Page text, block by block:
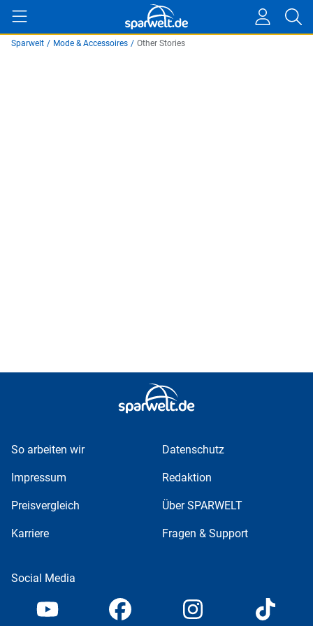
Sparwelt / Mode & Accessoires / Other Stories
So arbeiten wir Datenschutz
Impressum Redaktion
Preisvergleich Über SPARWELT
Karriere Fragen & Support
Social Media